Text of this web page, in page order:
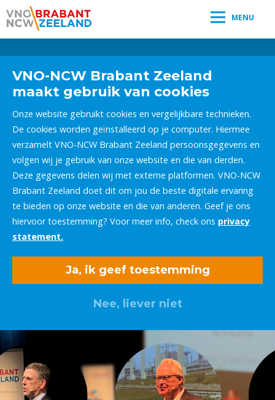
MENU
VNO-NCW Brabant Zeeland
maakt gebruik van cookies
Onze website gebruikt cookies en vergelijkbare technieken.
De cookies worden geïnstalleerd op je computer. Hiermee
verzamelt VNO-NCW Brabant Zeeland persoonsgegevens en
volgen wij je gebruik van onze website en die van derden.
Deze gegevens delen wij met externe platformen. VNO-NCW
Brabant Zeeland doet dit om jou de beste digitale ervaring
te bieden op onze website en die van anderen. Geef je ons
hiervoor toestemming? Voor meer info, check ons privacy
statement.
Ja, ik geef toestemming
Nee, liever niet